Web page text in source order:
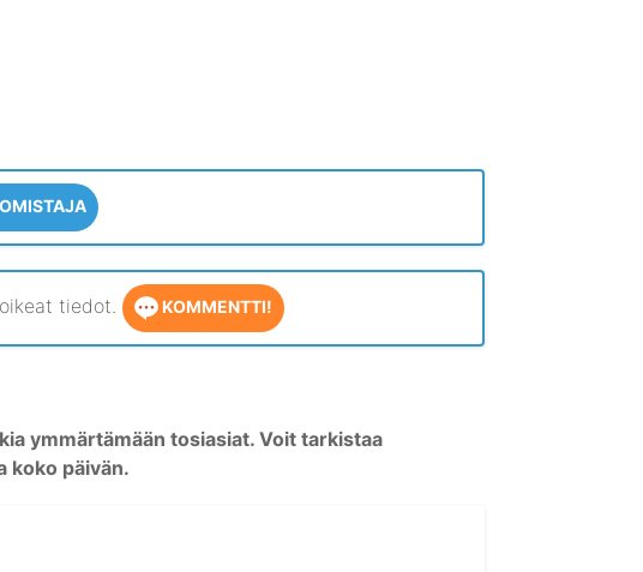
tiedot. KOMMENTTI!
ymmärtämään tosiasiat. Voit tarkistaa
koko päivän.